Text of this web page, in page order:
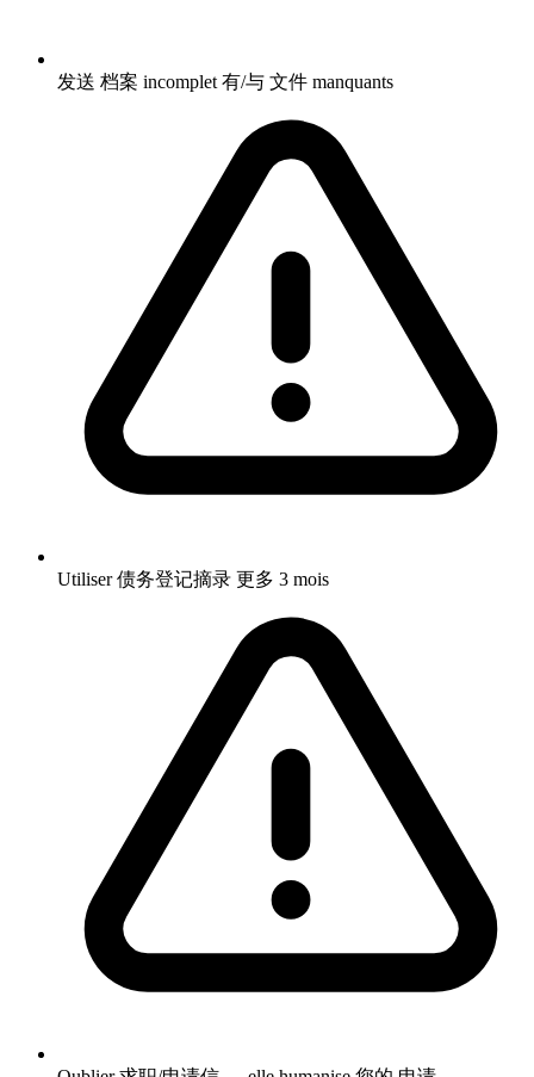
发送 档案 incomplet 有/与 文件 manquants
Utiliser 债务登记摘录 更多 3 mois